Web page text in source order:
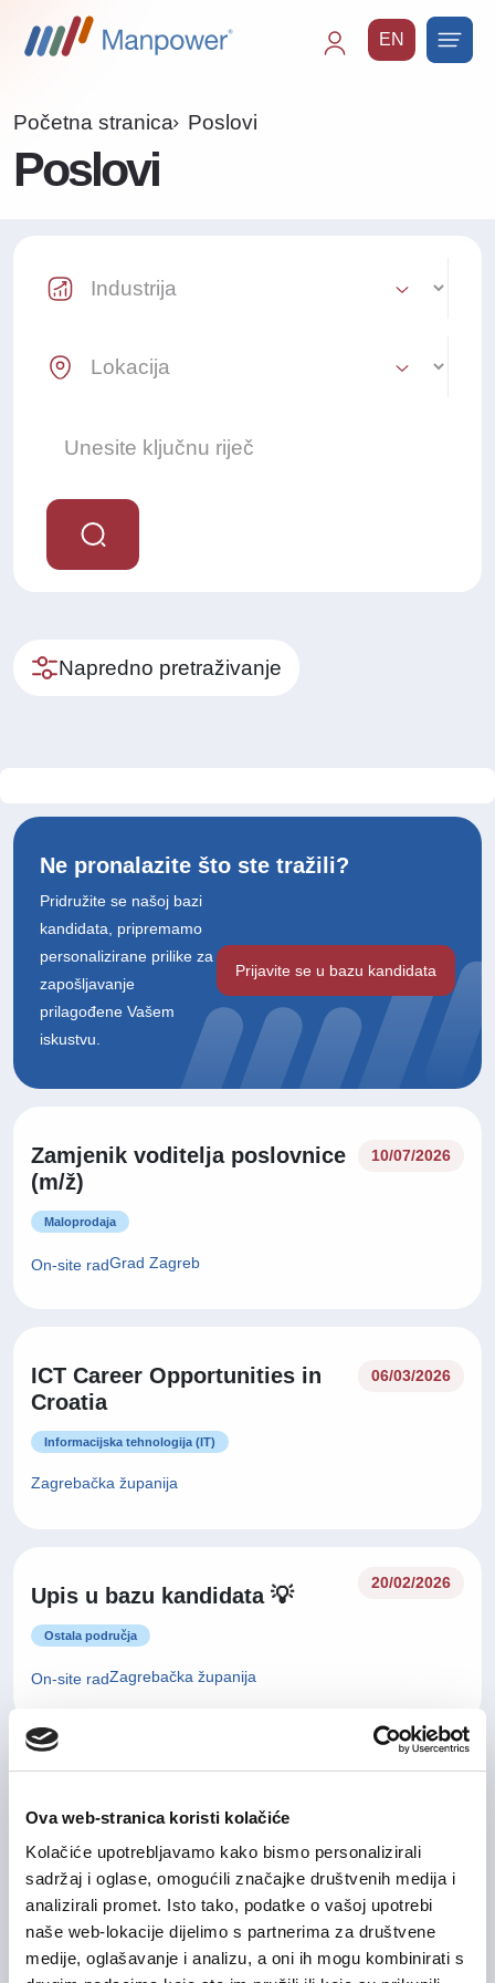
Ova web-stranica koristi kolačiće
Kolačiće upotrebljavamo kako bismo personalizirali
sadržaj i oglase, omogućili značajke društvenih medija i
analizirali promet. Isto tako, podatke o vašoj upotrebi
naše web-lokacije dijelimo s partnerima za društvene
medije, oglašavanje i analizu, a oni ih mogu kombinirati s
EN
Početna stranica Poslovi
Poslovi
Industry Select
Location Select
Napredno pretraživanje
Ne pronalazite što ste tražili?
Pridružite se našoj bazi
kandidata, pripremamo
personalizirane prilike za
zapošljavanje
prilagođene Vašem
iskustvu.
Prijavite se u bazu kandidata
Zamjenik voditelja poslovnice
(m/ž)
10/07/2026
Maloprodaja
On-site radGrad Zagreb
ICT Career Opportunities in
Croatia
06/03/2026
Informacijska tehnologija (IT)
Zagrebačka županija
Upis u bazu kandidata 💡
20/02/2026
Ostala područja
On-site radZagrebačka županija
Manager
Financije i računovodstvo
On-site rad Grad Zagreb